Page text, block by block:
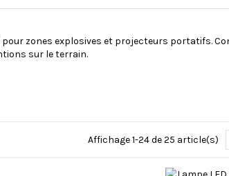
pour zones explosives et projecteurs portatifs.
sur le terrain.
Affichage 1-24 de 25 article(s)